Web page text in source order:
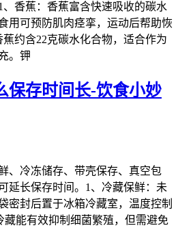
香蕉：香蕉富含快速吸收的碳水
用可预防肌肉痉挛，运动后帮助恢
约含22克碳水化合物，适合作为
。钾
保存时间长-饮食小妙
、冷冻储存、带壳保存、真空包
延长保存时间。1、冷藏保鲜：未
密封后置于冰箱冷藏室，温度控制
能有效抑制细菌繁殖，但需避免